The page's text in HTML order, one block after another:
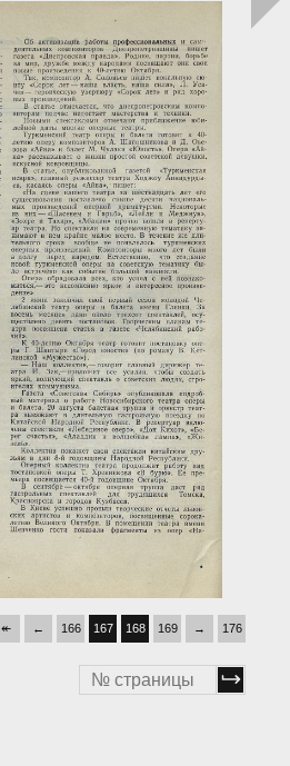
Загрузка...
↞ ← 166 167 168 169 → 176